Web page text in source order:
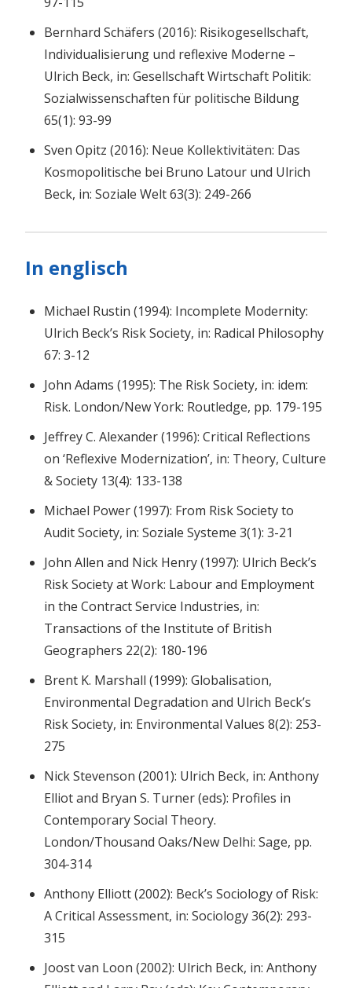
Bernhard Schäfers (2016): Risikogesellschaft,
Individualisierung und reflexive Moderne –
Ulrich Beck, in: Gesellschaft Wirtschaft Politik:
Sozialwissenschaften für politische Bildung
65(1): 93-99
Sven Opitz (2016): Neue Kollektivitäten: Das
Kosmopolitische bei Bruno Latour und Ulrich
Beck, in: Soziale Welt 63(3): 249-266
In englisch
Michael Rustin (1994): Incomplete Modernity:
Ulrich Beck’s Risk Society, in: Radical Philosophy
67: 3-12
John Adams (1995): The Risk Society, in: idem:
Risk. London/New York: Routledge, pp. 179-195
Jeffrey C. Alexander (1996): Critical Reflections
on ‘Reflexive Modernization’, in: Theory, Culture
& Society 13(4): 133-138
Michael Power (1997): From Risk Society to
Audit Society, in: Soziale Systeme 3(1): 3-21
John Allen and Nick Henry (1997): Ulrich Beck’s
Risk Society at Work: Labour and Employment
in the Contract Service Industries, in:
Transactions of the Institute of British
Geographers 22(2): 180-196
Brent K. Marshall (1999): Globalisation,
Environmental Degradation and Ulrich Beck’s
Risk Society, in: Environmental Values 8(2): 253-
275
Nick Stevenson (2001): Ulrich Beck, in: Anthony
Elliot and Bryan S. Turner (eds): Profiles in
Contemporary Social Theory.
London/Thousand Oaks/New Delhi: Sage, pp.
304-314
Anthony Elliott (2002): Beck’s Sociology of Risk:
A Critical Assessment, in: Sociology 36(2): 293-
315
Joost van Loon (2002): Ulrich Beck, in: Anthony